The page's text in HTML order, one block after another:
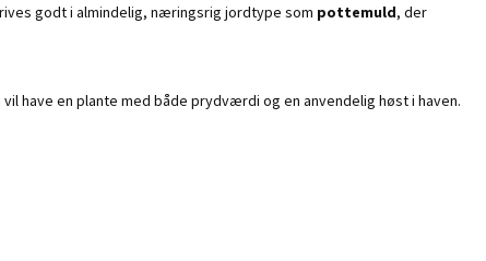
godt i almindelig, næringsrig jordtype som pottemuld, der
have en plante med både prydværdi og en anvendelig høst i haven.